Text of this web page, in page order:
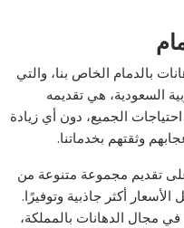
بالدمام الخاص بنا، والتي
السعودية، هي تقديمه
الجميع، دون أي زيادة
وثقتهم بخدماتنا.
تقديم مجموعة متنوعة من
أكثر جاذبية وتوفيرًا.
مجال الدهانات بالمملكة،